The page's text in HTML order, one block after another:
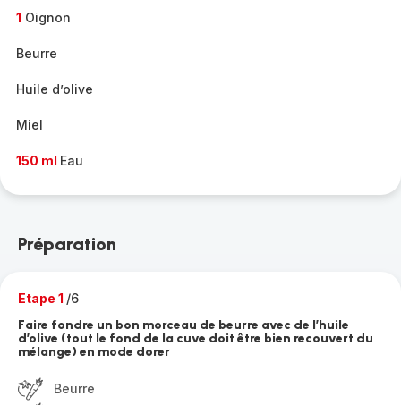
1 Oignon
Beurre
Huile d’olive
Miel
150 ml Eau
Préparation
Etape 1 /6
Faire fondre un bon morceau de beurre avec de l’huile
d’olive (tout le fond de la cuve doit être bien recouvert du
mélange) en mode dorer
Beurre